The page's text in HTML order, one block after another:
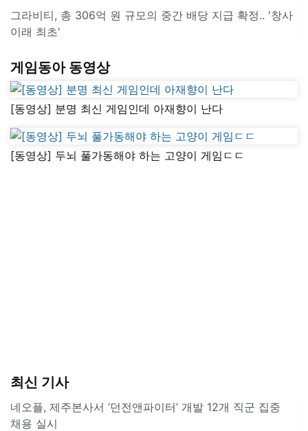
그라비티, 총 306억 원 규모의 중간 배당 지급 확정.. '창사
이래 최초'
게임동아 동영상
[동영상] 분명 최신 게임인데 아재향이 난다
[동영상] 두뇌 풀가동해야 하는 고양이 게임ㄷㄷ
최신 기사
네오플, 제주본사서 ‘던전앤파이터’ 개발 12개 직군 집중
채용 실시